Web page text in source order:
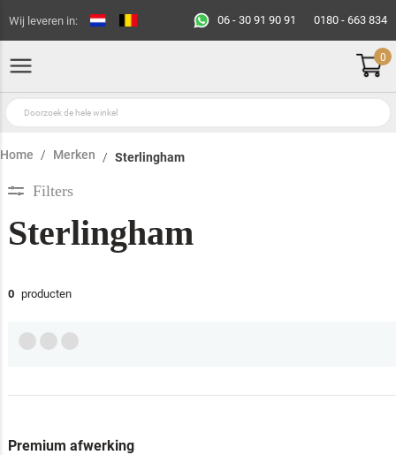
Wij leveren in: 06 - 30 91 90 91 0180 - 663 834
0
Home Merken Sterlingham
Sterlingham
Filters
0 producten
Premium afwerking